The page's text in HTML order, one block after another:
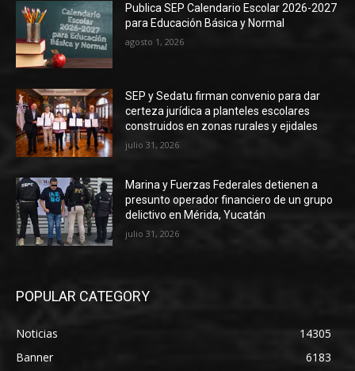
Publica SEP Calendario Escolar 2026-2027
para Educación Básica y Normal
agosto 1, 2026
SEP y Sedatu firman convenio para dar
certeza jurídica a planteles escolares
construidos en zonas rurales y ejidales
julio 31, 2026
Marina y Fuerzas Federales detienen a
presunto operador financiero de un grupo
delictivo en Mérida, Yucatán
julio 31, 2026
POPULAR CATEGORY
Noticias
14305
Banner
6183